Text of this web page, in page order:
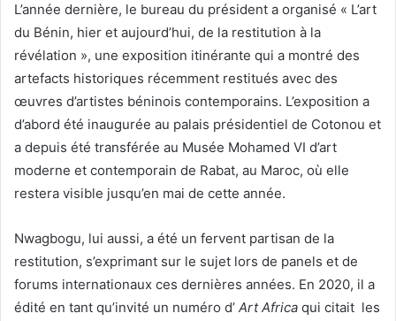
L’année dernière, le bureau du président a organisé « L’art
du Bénin, hier et aujourd’hui, de la restitution à la
révélation », une exposition itinérante qui a montré des
artefacts historiques récemment restitués avec des
œuvres d’artistes béninois contemporains. L’exposition a
d’abord été inaugurée au palais présidentiel de Cotonou et
a depuis été transférée au Musée Mohamed VI d’art
moderne et contemporain de Rabat, au Maroc, où elle
restera visible jusqu’en mai de cette année.
Nwagbogu, lui aussi, a été un fervent partisan de la
restitution, s’exprimant sur le sujet lors de panels et de
forums internationaux ces dernières années. En 2020, il a
édité en tant qu’invité un numéro d’ Art Africa qui citait les